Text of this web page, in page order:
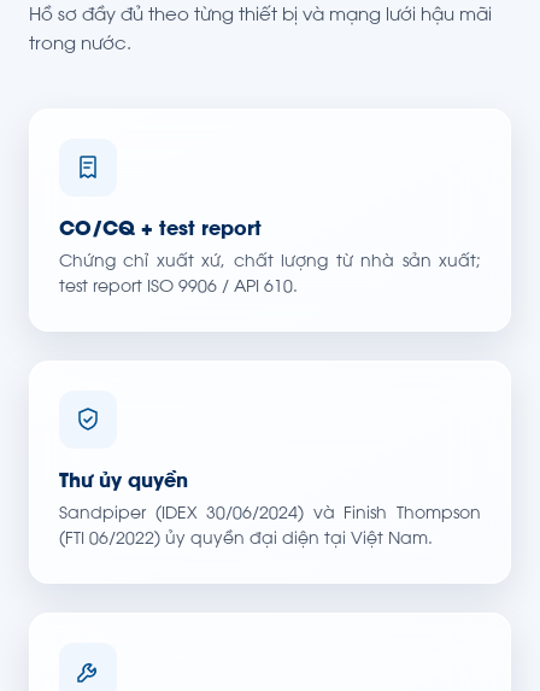
Hồ sơ đầy đủ theo từng thiết bị và mạng lưới hậu mãi
trong nước.
CO/CQ + test report
Chứng chỉ xuất xứ, chất lượng từ nhà sản xuất;
test report ISO 9906 / API 610.
Thư ủy quyền
Sandpiper (IDEX 30/06/2024) và Finish Thompson
(FTI 06/2022) ủy quyền đại diện tại Việt Nam.